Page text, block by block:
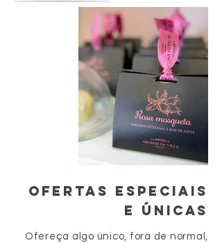
Ofertas especiais
e ÚNICAS
Ofereça algo único, fora de normal,